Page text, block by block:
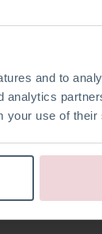
and to
analytics
your use of
mit einer 2,5
Wunschliste
Sie sich an, um